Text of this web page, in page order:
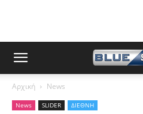
Αρχική News
News SLIDER ΔΙΕΘΝΗ